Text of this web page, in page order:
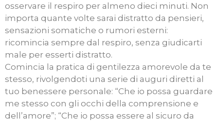
osservare il respiro per almeno dieci minuti. Non
importa quante volte sarai distratto da pensieri,
sensazioni somatiche o rumori esterni:
ricomincia sempre dal respiro, senza giudicarti
male per esserti distratto.
Comincia la pratica di gentilezza amorevole da te
stesso, rivolgendoti una serie di auguri diretti al
tuo benessere personale: “Che io possa guardare
me stesso con gli occhi della comprensione e
dell’amore”; “Che io possa essere al sicuro da